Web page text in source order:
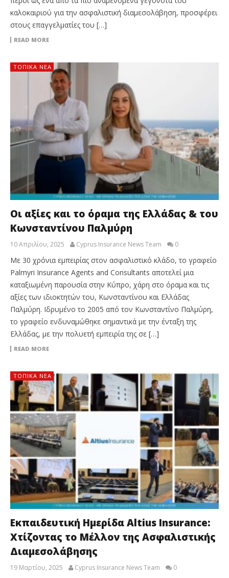
καλοκαιριού για την ασφαλιστική διαμεσολάβηση, προσφέρει
στους επαγγελματίες του […]
READ MORE
ΤΟΠΙΚΑ ΝΕΑ
Οι αξίες και το όραμα της Ελλάδας & του
Κωνσταντίνου Παλμύρη
10 Απριλίου, 2025 Cyprus Insurance News Team 0
Με 30 χρόνια εμπειρίας στον ασφαλιστικό κλάδο, το γραφείο
Palmyri Insurance Agents and Consultants αποτελεί μια
καταξιωμένη παρουσία στην Κύπρο, χάρη στο όραμα και τις
αξίες των ιδιοκτητών του, Κωνσταντίνου και Ελλάδας
Παλμύρη. Ιδρυμένο το 2005 από τον Κωνσταντίνο Παλμύρη,
το γραφείο ενδυναμώθηκε σημαντικά με την ένταξη της
Ελλάδας, με την πολυετή εμπειρία της σε […]
READ MORE
ΤΟΠΙΚΑ ΝΕΑ
Εκπαιδευτική Ημερίδα Altius Insurance:
Χτίζοντας το Μέλλον της Ασφαλιστικής
Διαμεσολάβησης
19 Μαρτίου, 2025 Cyprus Insurance News Team 0